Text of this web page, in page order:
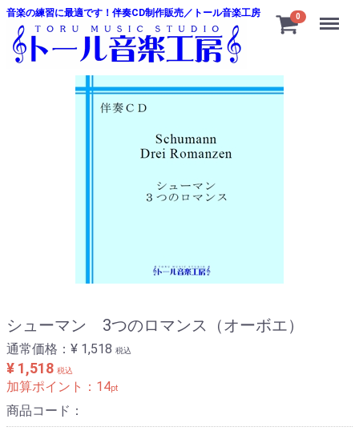
音楽の練習に最適です！伴奏CD制作販売／トール音楽工房 0 Menu
シューマン 3つのロマンス（オーボエ）
通常価格： ¥ 1,518 税込
¥ 1,518 税込
加算ポイント： 14pt
商品コード：